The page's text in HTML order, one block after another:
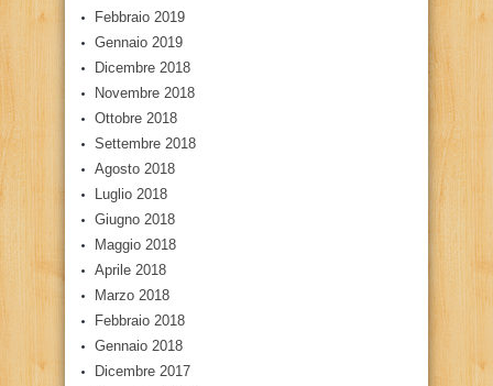
Febbraio 2019
Gennaio 2019
Dicembre 2018
Novembre 2018
Ottobre 2018
Settembre 2018
Agosto 2018
Luglio 2018
Giugno 2018
Maggio 2018
Aprile 2018
Marzo 2018
Febbraio 2018
Gennaio 2018
Dicembre 2017